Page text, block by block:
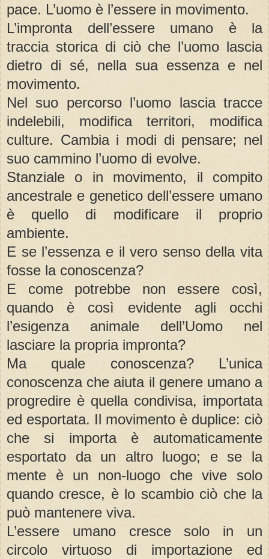
pace. L’uomo è l’essere in movimento.
L’impronta dell’essere umano è la
traccia storica di ciò che l’uomo lascia
dietro di sé, nella sua essenza e nel
movimento.
Nel suo percorso l’uomo lascia tracce
indelebili, modifica territori, modifica
culture. Cambia i modi di pensare; nel
suo cammino l’uomo di evolve.
Stanziale o in movimento, il compito
ancestrale e genetico dell’essere umano
è quello di modificare il proprio
ambiente.
E se l’essenza e il vero senso della vita
fosse la conoscenza?
E come potrebbe non essere così,
quando è così evidente agli occhi
l’esigenza animale dell’Uomo nel
lasciare la propria impronta?
Ma quale conoscenza? L’unica
conoscenza che aiuta il genere umano a
progredire è quella condivisa, importata
ed esportata. Il movimento è duplice: ciò
che si importa è automaticamente
esportato da un altro luogo; e se la
mente è un non-luogo che vive solo
quando cresce, è lo scambio ciò che la
può mantenere viva.
L’essere umano cresce solo in un
circolo virtuoso di importazione ed